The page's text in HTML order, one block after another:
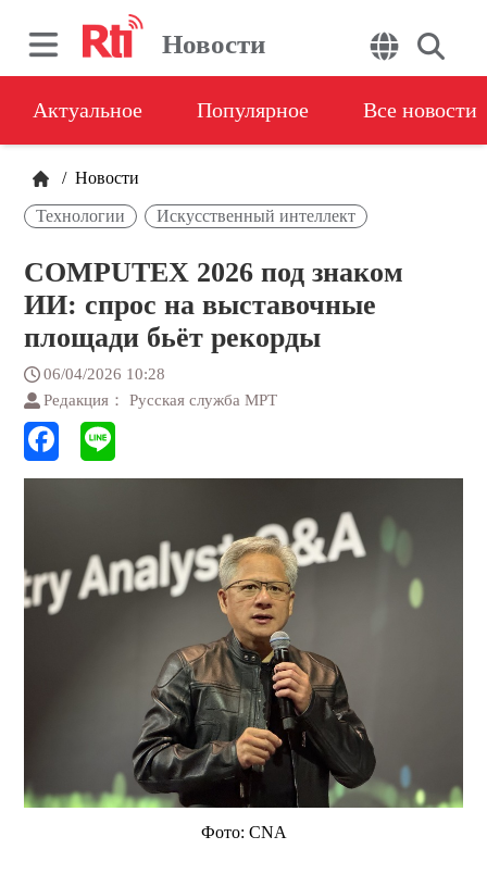
Новости
Актуальное Популярное Все новости
/ Новости
Технологии Искусственный интеллект
COMPUTEX 2026 под знаком
ИИ: спрос на выставочные
площади бьёт рекорды
06/04/2026 10:28
Редакция： Русская служба МРТ
Фото: CNA